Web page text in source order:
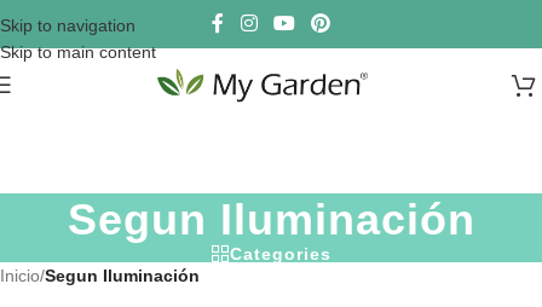
Skip to navigation
Skip to main content
Segun Iluminación
Categories
Inicio/Segun Iluminación